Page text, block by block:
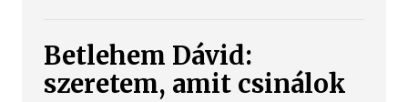
Betlehem Dávid:
szeretem, amit csinálok